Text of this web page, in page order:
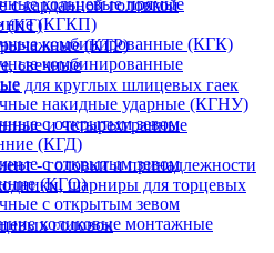
карданной головкой
(КТ)
(КТР)
свечные
для круглых шлицевых гаек
и четырехгранные
- головки и принадлежности
шарниры для торцевых
головок
кольцевые прямые
(КГКП)
комбинированные (КГК)
комбинированные
накидные ударные (КГНУ)
с открытым зевом
(КГД)
с открытым зевом
(КГО)
с открытым зевом
коликовые монтажные